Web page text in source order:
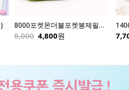
8000포켓몬더블포켓봉제필통-낱개
8,000 4,800원